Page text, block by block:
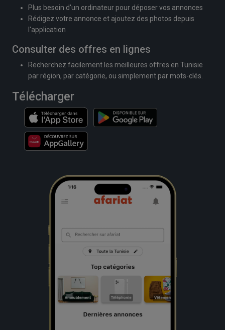
Plus besoin d'un ordinateur pour déposer vos annonces
Rédigez votre annonce et ajoutez des photos depuis
l'application
Consulter des offres en lignes
Recherchez facilement les meilleures offres en Tunisie
par région, par catégorie, ou simplement par mots-clés.
Télécharger